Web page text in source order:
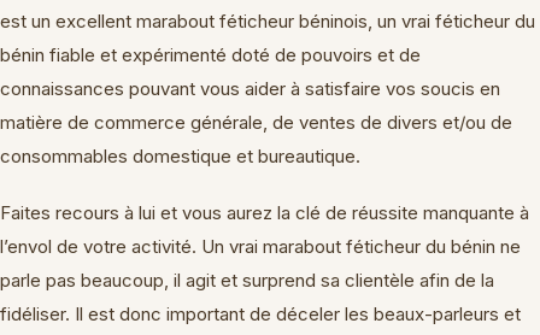
est un excellent marabout féticheur béninois, un vrai féticheur du
bénin fiable et expérimenté doté de pouvoirs et de
connaissances pouvant vous aider à satisfaire vos soucis en
matière de commerce générale, de ventes de divers et/ou de
consommables domestique et bureautique.
Faites recours à lui et vous aurez la clé de réussite manquante à
l’envol de votre activité. Un vrai marabout féticheur du bénin ne
parle pas beaucoup, il agit et surprend sa clientèle afin de la
fidéliser. Il est donc important de déceler les beaux-parleurs et